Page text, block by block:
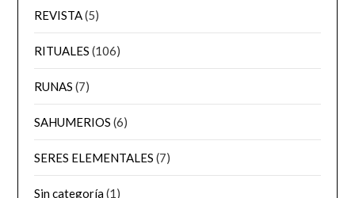
REVISTA(5)
RITUALES (106)
RUNAS (7)
SAHUMERIOS (6)
SERES ELEMENTALES (7)
Sin categoría(1)